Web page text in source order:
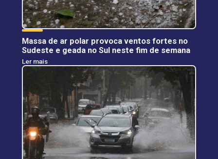
Massa de ar polar provoca ventos fortes no
Sudeste e geada no Sul neste fim de semana
Ler mais